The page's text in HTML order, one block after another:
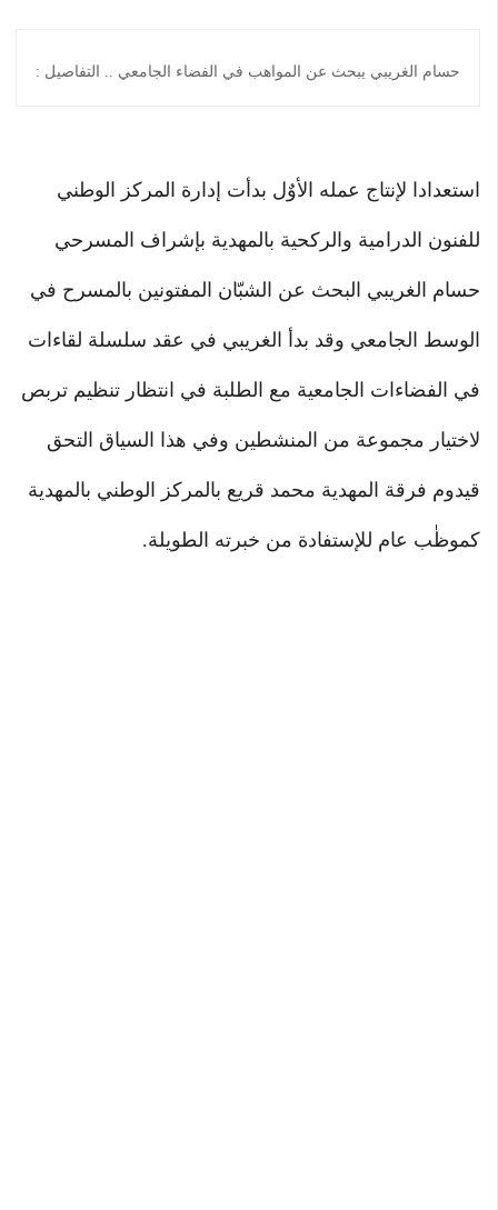
حسام الغريبي يبحث عن المواهب في الفضاء الجامعي .. التفاصيل :
استعدادا لإنتاج عمله الأوٌل بدأت إدارة المركز الوطني
للفنون الدرامية والركحية بالمهدية بإشراف المسرحي
حسام الغريبي البحث عن الشبّان المفتونين بالمسرح في
الوسط الجامعي وقد بدأ الغريبي في عقد سلسلة لقاءات
في الفضاءات الجامعية مع الطلبة في انتظار تنظيم تربص
لاختيار مجموعة من المنشطين وفي هذا السياق التحق
قيدوم فرقة المهدية محمد قريع بالمركز الوطني بالمهدية
كموظٰب عام للإستفادة من خبرته الطويلة.